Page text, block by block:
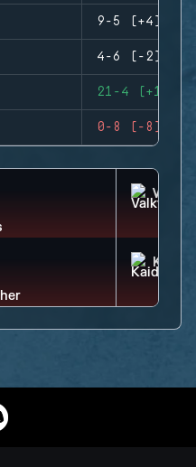
9-5 (+4)
4-6 (-2)
21-4 (+17)
0-8 (-8)
KAID